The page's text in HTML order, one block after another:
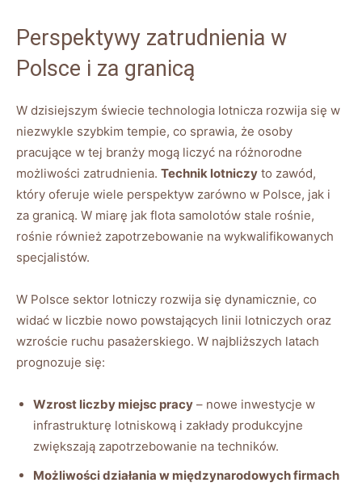
Perspektywy zatrudnienia w
Polsce i za granicą
W dzisiejszym świecie technologia lotnicza rozwija się w
niezwykle szybkim tempie, co sprawia, że osoby
pracujące w tej branży mogą liczyć na różnorodne
możliwości zatrudnienia. Technik lotniczy to zawód,
który oferuje wiele perspektyw zarówno w Polsce, jak i
za granicą. W miarę jak flota samolotów stale rośnie,
rośnie również zapotrzebowanie na wykwalifikowanych
specjalistów.
W Polsce sektor lotniczy rozwija się dynamicznie, co
widać w liczbie nowo powstających linii lotniczych oraz
wzroście ruchu pasażerskiego. W najbliższych latach
prognozuje się:
Wzrost liczby miejsc pracy – nowe inwestycje w
infrastrukturę lotniskową i zakłady produkcyjne
zwiększają zapotrzebowanie na techników.
Możliwości działania w międzynarodowych firmach